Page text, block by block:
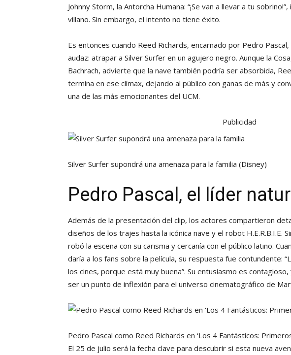
Johnny Storm, la Antorcha Humana: “¡Se van a llevar a tu
villano. Sin embargo, el intento no tiene éxito.
Es entonces cuando Reed Richards, encarnado por Pedro
audaz: atrapar a Silver Surfer en un agujero negro. Aunque la
Bachrach, advierte que la nave también podría ser absorbida,
termina en ese clímax, dejando al público con ganas de más y
una de las más emocionantes del UCM.
Publicidad
Silver Surfer supondrá una amenaza para la familia (Disney)
Pedro Pascal, el líder
Además de la presentación del clip, los actores compartieron
diseños de los trajes hasta la icónica nave y el robot H.E.R.B.I.E.
robó la escena con su carisma y cercanía con el público latino.
daría a los fans sobre la película, su respuesta fue contundente:
los cines, porque está muy buena”. Su entusiasmo es
ser un punto de inflexión para el universo cinematográfico de
Pedro Pascal como Reed Richards en ‘Los 4 Fantásticos:
El 25 de julio será la fecha clave para descubrir si esta nueva